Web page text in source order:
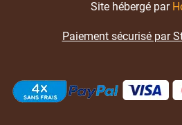
Site hébergé par
Paiement sécurisé par